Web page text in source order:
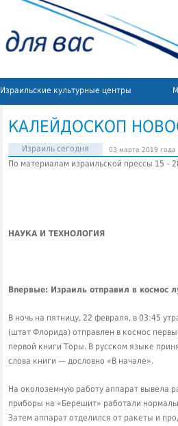
Израильские культурные центры
КАЛЕЙДОСКОП
Израиль сегодня 03 марта 2019 года
По материалам израильской прессы 15 –
НАУКА И ТЕХНОЛОГИЯ
Впервые: Израиль отправил в космос
В ночь на пятницу, 22 февраля, в 03:45
(штат Флорида) отправлен в космос
первой книги Торы. В русском языке
слова книги — дословно «В начале».
На околоземную работу аппарат вывела
приборы на «Берешит» работали
Затем аппарат отделился от ракеты и